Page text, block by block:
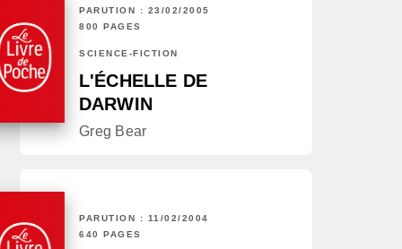
PARUTION : 23/02/2005
800 PAGES
SCIENCE-FICTION
L'ÉCHELLE DE
DARWIN
Greg Bear
PARUTION : 11/02/2004
640 PAGES